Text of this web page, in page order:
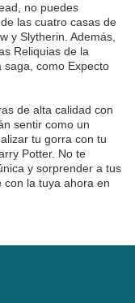
no puedes
las cuatro casas de
y Slytherin. Además,
Reliquias de la
saga, como Expecto
de alta calidad con
sentir como un
tu gorra con tu
Potter. No te
y sorprender a tus
con la tuya ahora en